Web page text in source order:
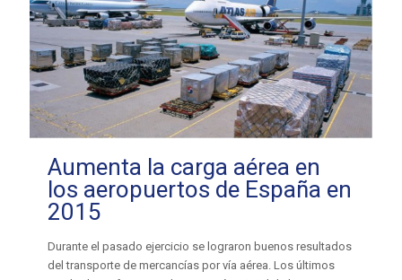
Aumenta la carga aérea en
los aeropuertos de España en
2015
Durante el pasado ejercicio se lograron buenos resultados
del transporte de mercancías por vía aérea. Los últimos